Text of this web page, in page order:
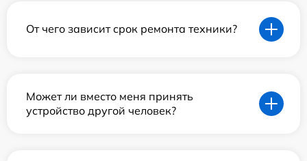
От чего зависит срок ремонта техники?
Может ли вместо меня принять
устройство другой человек?